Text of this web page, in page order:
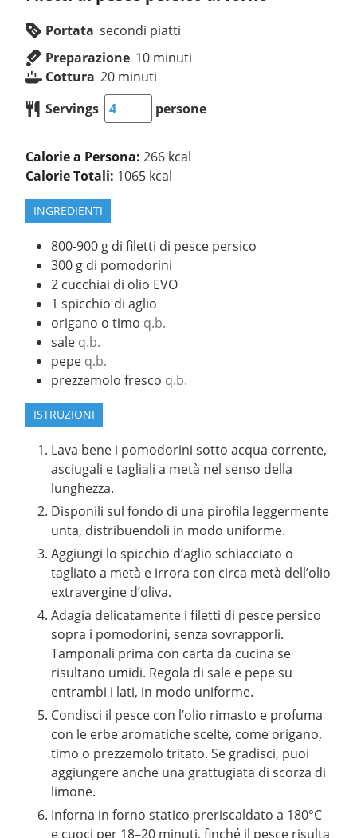
Portata secondi piatti
Preparazione 10 minuti
Cottura 20 minuti
Servings
persone
Calorie a Persona:266 kcal
Calorie Totali: 1065 kcal
INGREDIENTI
800-900 g di filetti di pesce persico
300 g di pomodorini
2 cucchiai di olio EVO
1 spicchio di aglio
origano o timo q.b.
sale q.b.
pepe q.b.
prezzemolo fresco q.b.
ISTRUZIONI
Lava bene i pomodorini sotto acqua corrente,
asciugali e tagliali a metà nel senso della
lunghezza.
Disponili sul fondo di una pirofila leggermente
unta, distribuendoli in modo uniforme.
Aggiungi lo spicchio d’aglio schiacciato o
tagliato a metà e irrora con circa metà dell’olio
extravergine d’oliva.
Adagia delicatamente i filetti di pesce persico
sopra i pomodorini, senza sovrapporli.
Tamponali prima con carta da cucina se
risultano umidi. Regola di sale e pepe su
entrambi i lati, in modo uniforme.
Condisci il pesce con l’olio rimasto e profuma
con le erbe aromatiche scelte, come origano,
timo o prezzemolo tritato. Se gradisci, puoi
aggiungere anche una grattugiata di scorza di
limone.
Inforna in forno statico preriscaldato a 180°C
e cuoci per 18–20 minuti, finché il pesce risulta